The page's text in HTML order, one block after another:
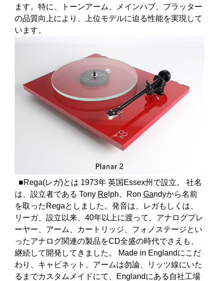
ます。特に、トーンアーム、メインハブ、プラッター
の品質向上により、上位モデルに迫る性能を実現して
います。
■Rega(レガ)とは 1973年 英国Essex州で設立。 社名
は、設立者である Tony Re lph、Ron Gandyから名前
を取ったRegaとしました。発音は、レガもしくは、
リーガ、設立以来、40年以上に渡って、アナログプレ
ーヤー、アーム、カートリッジ、フォノステージとい
ったアナログ関連の製品をCD全盛の時代でさえも、
継続して開発してきました。 Made in Englandにこだ
わり、キャビネット、アームは勿論、リッツ線にいた
るまでカスタムメイドにて、Englandにある自社工場